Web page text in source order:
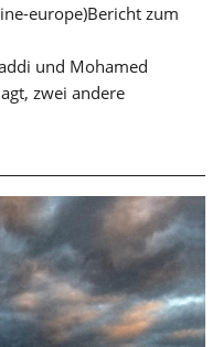
europe)Bericht zum
und Mohamed
zwei andere